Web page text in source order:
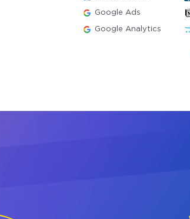
Google Ads
Google Analytics